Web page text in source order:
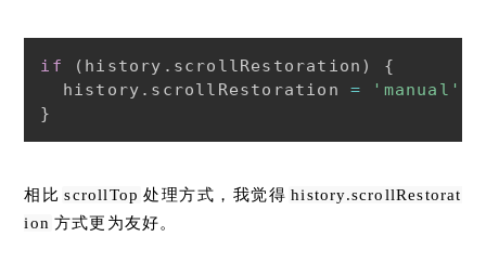
if ( history . scrollRestoration )
{
  history
. scrollRestoration = 'manual'
}
相比 scrollTop 处理方式，我觉得 history.scrollRestorat
ion 方式更为友好。